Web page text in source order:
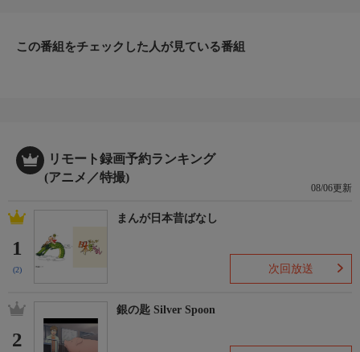
ウルトラマンキッズのキャラクター達が、毎回ことわざに沿った
奪っちゃえ！」＃１８「嵐の中の青春だーい！」
この番組をチェックした人が見ている番組
リモート録画予約ランキング
(アニメ／特撮)
08/06更新
1
(2)
まんが日本昔ばなし
次回放送
2
銀の匙 Silver Spoon